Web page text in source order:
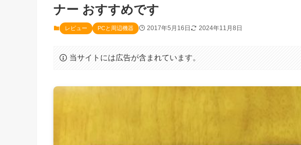
ナー おすすめです
レビュー PCと周辺機器 2017年5月16日 2024年11月8日
当サイトには広告が含まれています。